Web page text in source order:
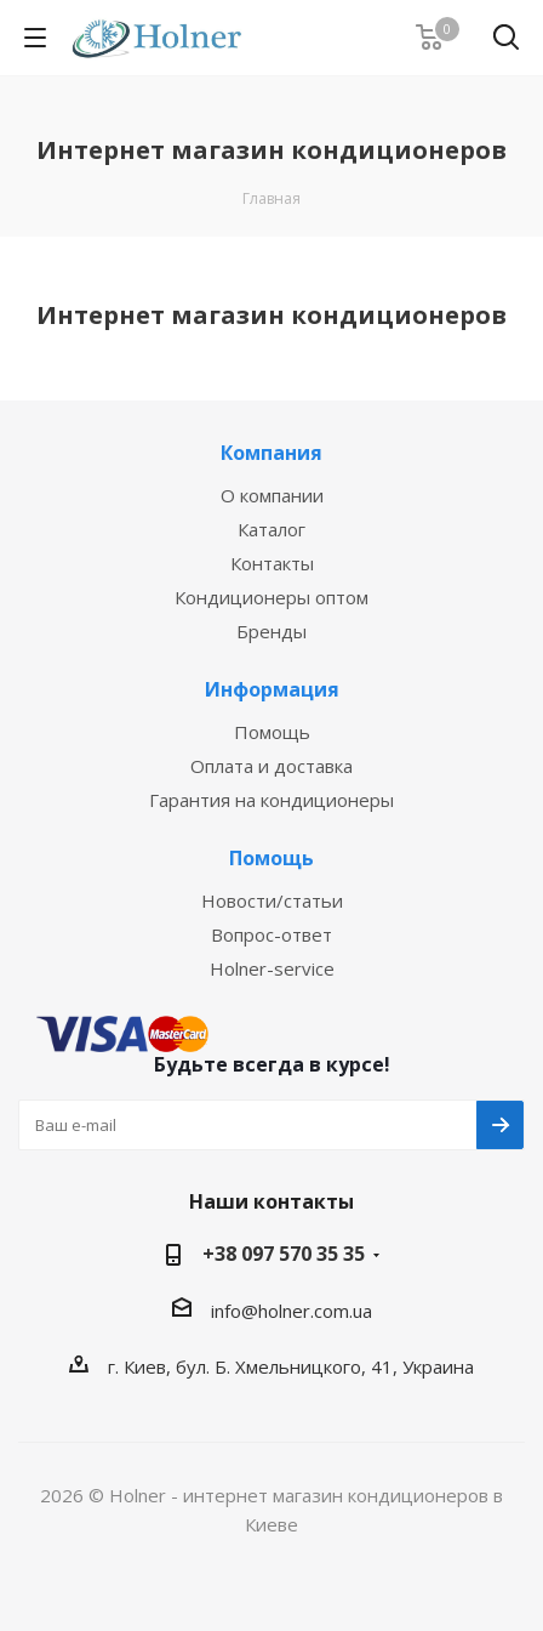
0
Интернет магазин кондиционеров
Главная
Интернет магазин кондиционеров
Компания
О компании
Каталог
Контакты
Кондиционеры оптом
Бренды
Информация
Помощь
Оплата и доставка
Гарантия на кондиционеры
Помощь
Новости/статьи
Вопрос-ответ
Holner-service
Будьте всегда в курсе!
Наши контакты
+38 097 570 35 35
info@holner.com.ua
г. Киев, бул. Б. Хмельницкого, 41, Украина
2026 © Holner - интернет магазин кондиционеров в
Киеве